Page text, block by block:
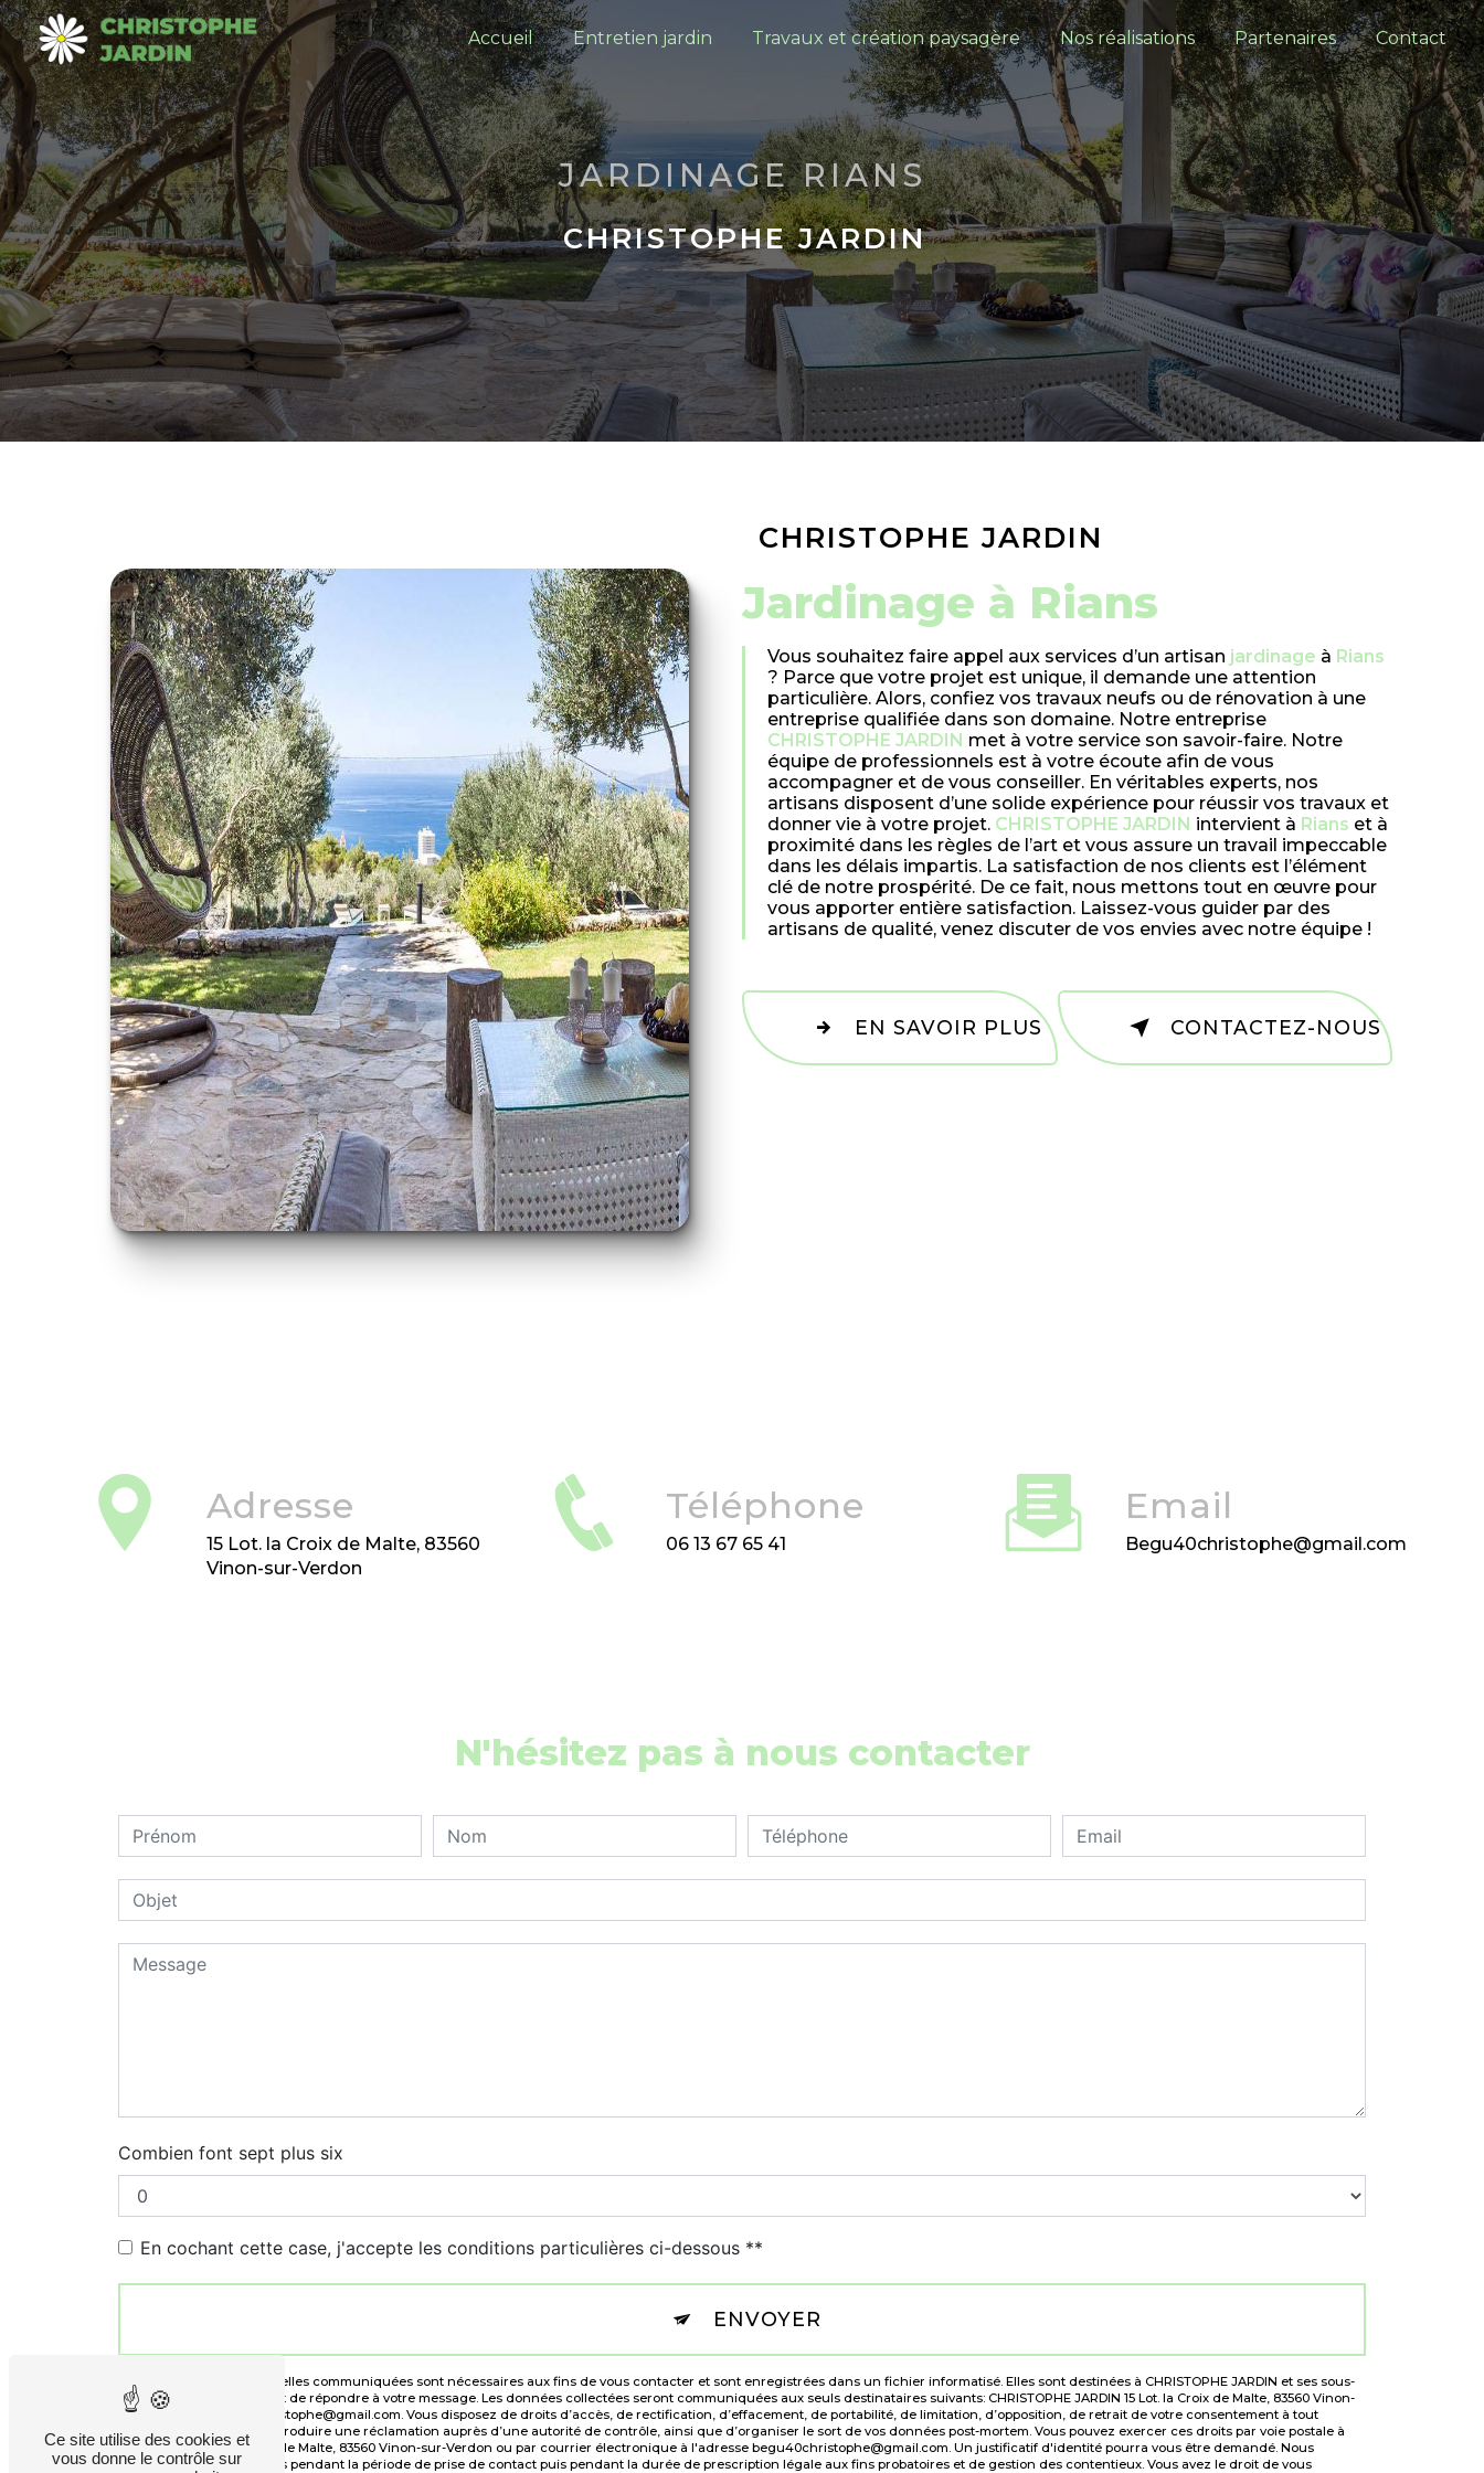
Accueil Entretien jardin Travaux et création paysagère Nos réalisations Partenaires Contact
JARDINAGE RIANS
CHRISTOPHE JARDIN
CHRISTOPHE JARDIN
jardinage à Rians
Vous souhaitez faire appel aux services d’un artisan jardinage à Rians
? Parce que votre projet est unique, il demande une attention
particulière. Alors, confiez vos travaux neufs ou de rénovation à une
entreprise qualifiée dans son domaine. Notre entreprise
CHRISTOPHE JARDIN met à votre service son savoir-faire. Notre
équipe de professionnels est à votre écoute afin de vous
accompagner et de vous conseiller. En véritables experts, nos
artisans disposent d’une solide expérience pour réussir vos travaux et
donner vie à votre projet. CHRISTOPHE JARDIN intervient à Rians et à
proximité dans les règles de l’art et vous assure un travail impeccable
dans les délais impartis. La satisfaction de nos clients est l’élément
clé de notre prospérité. De ce fait, nous mettons tout en œuvre pour
vous apporter entière satisfaction. Laissez-vous guider par des
artisans de qualité, venez discuter de vos envies avec notre équipe !
EN SAVOIR PLUS CONTACTEZ-NOUS
Adresse
15 Lot. la Croix de Malte, 83560
Vinon-sur-Verdon
Téléphone
06 13 67 65 41
Email
begu40christophe@gmail.com
N'hésitez pas à nous contacter
Combien font sept plus six
En cochant cette case, j'accepte les conditions particulières ci-dessous **
ENVOYER
** Les données personnelles communiquées sont nécessaires aux fins de vous contacter et sont enregistrées dans un fichier informatisé. Elles sont destinées à CHRISTOPHE JARDIN et ses sous-
traitants dans le seul but de répondre à votre message. Les données collectées seront communiquées aux seuls destinataires suivants: CHRISTOPHE JARDIN 15 Lot. la Croix de Malte, 83560 Vinon-
sur-Verdon begu40christophe@gmail.com. Vous disposez de droits d’accès, de rectification, d’effacement, de portabilité, de limitation, d’opposition, de retrait de votre consentement à tout
moment et du droit d’introduire une réclamation auprès d’une autorité de contrôle, ainsi que d’organiser le sort de vos données post-mortem. Vous pouvez exercer ces droits par voie postale à
l'adresse 15 Lot. la Croix de Malte, 83560 Vinon-sur-Verdon ou par courrier électronique à l'adresse begu40christophe@gmail.com. Un justificatif d'identité pourra vous être demandé. Nous
conservons vos données pendant la période de prise de contact puis pendant la durée de prescription légale aux fins probatoires et de gestion des contentieux. Vous avez le droit de vous
Panneau de gestion des cookies
Ce site utilise des cookies et
vous donne le contrôle sur